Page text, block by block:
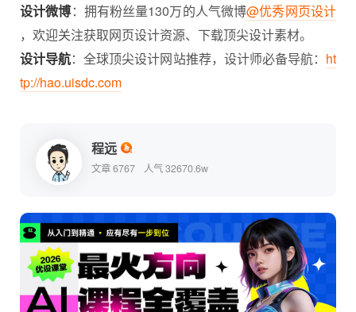
设计微博：拥有粉丝量130万的人气微博@优秀网页设计
，欢迎关注获取网页设计资源、下载顶尖设计素材。
设计导航：全球顶尖设计网站推荐，设计师必备导航： ht
tp://hao.uisdc.com
程远
文章 6767 人气 32670.6w